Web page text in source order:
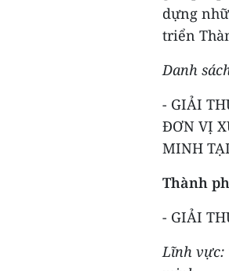
dựng
triển
Danh
- GIẢI
ĐƠN VỊ
MINH
Thành
- GIẢI
Lĩnh vực: